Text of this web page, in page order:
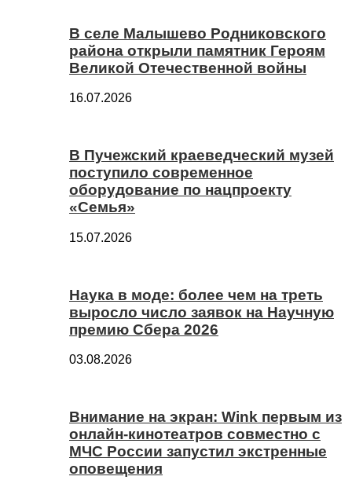
В селе Малышево Родниковского
района открыли памятник Героям
Великой Отечественной войны
16.07.2026
В Пучежский краеведческий музей
поступило современное
оборудование по нацпроекту
«Семья»
15.07.2026
Наука в моде: более чем на треть
выросло число заявок на Научную
премию Сбера 2026
03.08.2026
Внимание на экран: Wink первым из
онлайн-кинотеатров совместно с
МЧС России запустил экстренные
оповещения